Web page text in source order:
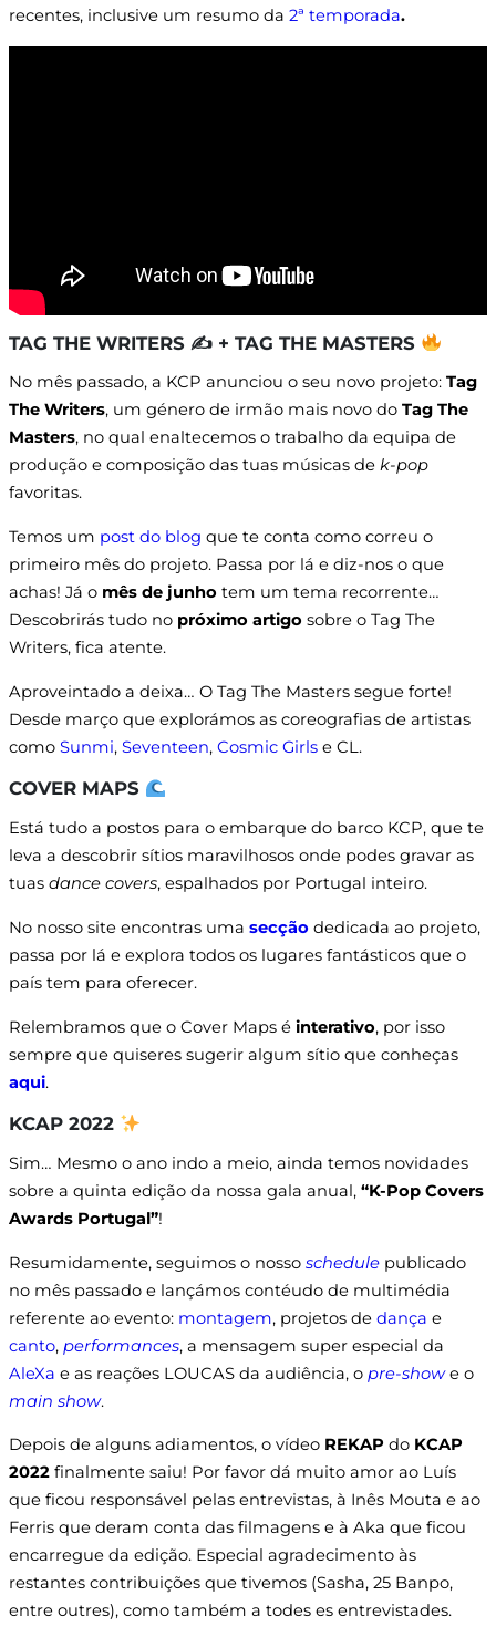
recentes, inclusive um resumo da 2ª temporada.
TAG THE WRITERS ✍ + TAG THE MASTERS
No mês passado, a KCP anunciou o seu novo projeto: Tag
The Writers, um género de irmão mais novo do Tag The
Masters, no qual enaltecemos o trabalho da equipa de
produção e composição das tuas músicas de k-pop
favoritas.
Temos um post do blog que te conta como correu o
primeiro mês do projeto. Passa por lá e diz-nos o que
achas! Já o mês de junho tem um tema recorrente…
Descobrirás tudo no próximo artigo sobre o Tag The
Writers, fica atente.
Aproveintado a deixa… O Tag The Masters segue forte!
Desde março que explorámos as coreografias de artistas
como Sunmi, Seventeen, Cosmic Girls e CL.
COVER MAPS
Está tudo a postos para o embarque do barco KCP, que te
leva a descobrir sítios maravilhosos onde podes gravar as
tuas dance covers, espalhados por Portugal inteiro.
No nosso site encontras uma secção dedicada ao projeto,
passa por lá e explora todos os lugares fantásticos que o
país tem para oferecer.
Relembramos que o Cover Maps é interativo, por isso
sempre que quiseres sugerir algum sítio que conheças
aqui.
KCAP 2022
Sim… Mesmo o ano indo a meio, ainda temos novidades
sobre a quinta edição da nossa gala anual, “K-Pop Covers
Awards Portugal”!
Resumidamente, seguimos o nosso schedule publicado
no mês passado e lançámos contéudo de multimédia
referente ao evento: montagem, projetos de dança e
canto, performances, a mensagem super especial da
AleXa e as reações LOUCAS da audiência, o pre-showe o
main show.
Depois de alguns adiamentos, o vídeo REKAP do KCAP
2022 finalmente saiu! Por favor dá muito amor ao Luís
que ficou responsável pelas entrevistas, à Inês Mouta e ao
Ferris que deram conta das filmagens e à Aka que ficou
encarregue da edição. Especial agradecimento às
restantes contribuições que tivemos (Sasha, 25 Banpo,
entre outres), como também a todes es entrevistades.